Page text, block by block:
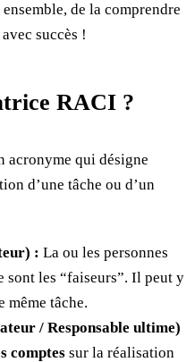
de la comprendre
succès !
RACI ?
acronyme qui désigne
d’une tâche ou d’un
: La ou les personnes
sont les “faiseurs”. Il peut y
même tâche.
/ Responsable ultime)
comptes sur la réalisation